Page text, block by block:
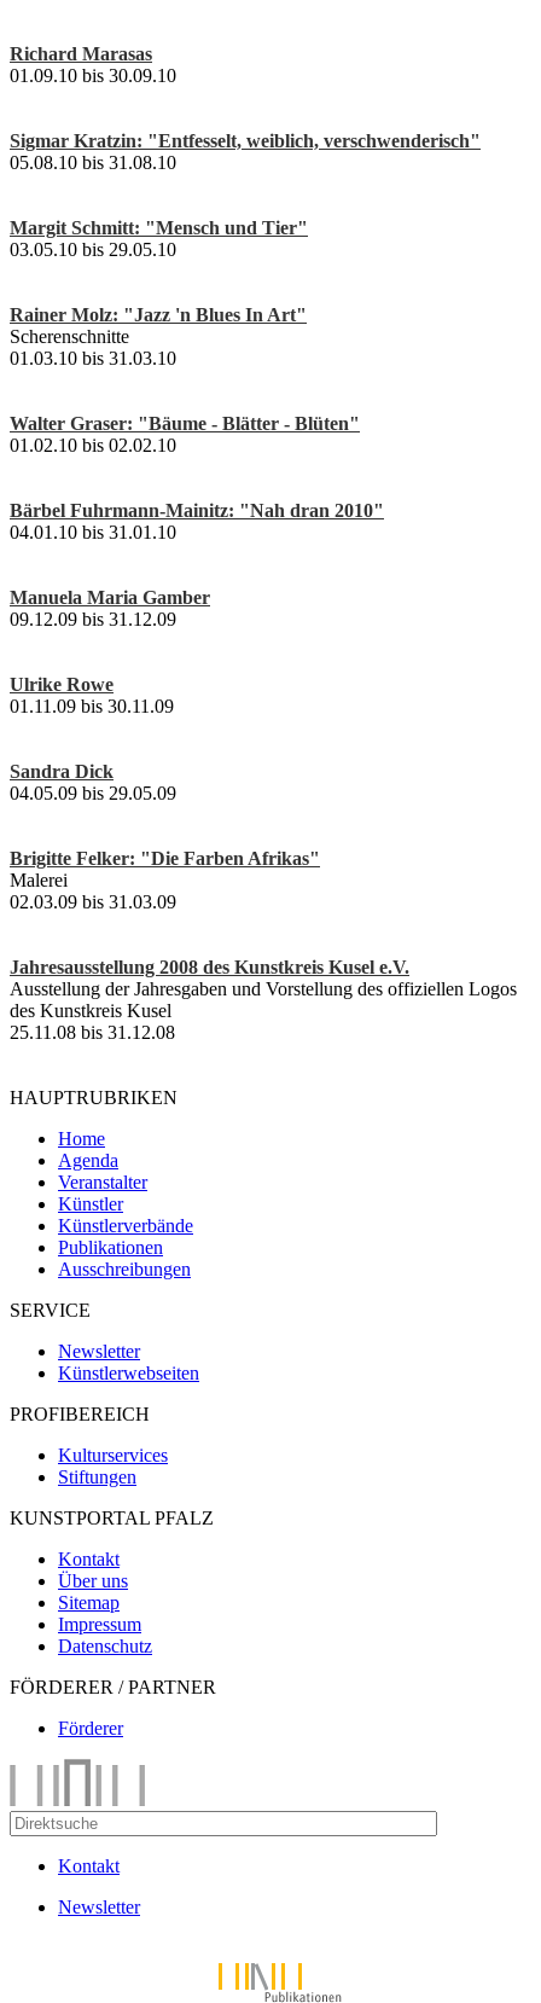
Richard Marasas
01.09.10 bis 30.09.10
Sigmar Kratzin: "Entfesselt, weiblich, verschwenderisch"
05.08.10 bis 31.08.10
Margit Schmitt: "Mensch und Tier"
03.05.10 bis 29.05.10
Rainer Molz: "Jazz 'n Blues In Art"
Scherenschnitte
01.03.10 bis 31.03.10
Walter Graser: "Bäume - Blätter - Blüten"
01.02.10 bis 02.02.10
Bärbel Fuhrmann-Mainitz: "Nah dran 2010"
04.01.10 bis 31.01.10
Manuela Maria Gamber
09.12.09 bis 31.12.09
Ulrike Rowe
01.11.09 bis 30.11.09
Sandra Dick
04.05.09 bis 29.05.09
Brigitte Felker: "Die Farben Afrikas"
Malerei
02.03.09 bis 31.03.09
Jahresausstellung 2008 des Kunstkreis Kusel e.V.
Ausstellung der Jahresgaben und Vorstellung des offiziellen Logos
des Kunstkreis Kusel
25.11.08 bis 31.12.08
HAUPTRUBRIKEN
Home
Agenda
Veranstalter
Künstler
Künstlerverbände
Publikationen
Ausschreibungen
SERVICE
Newsletter
Künstlerwebseiten
PROFIBEREICH
Kulturservices
Stiftungen
KUNSTPORTAL PFALZ
Kontakt
Über uns
Sitemap
Impressum
Datenschutz
FÖRDERER / PARTNER
Förderer
Kontakt
Newsletter